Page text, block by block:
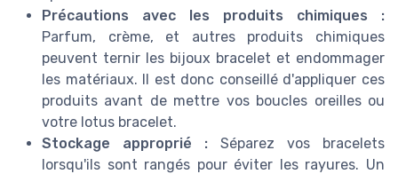
Précautions avec les produits chimiques :
Parfum, crème, et autres produits chimiques
peuvent ternir les bijoux bracelet et endommager
les matériaux. Il est donc conseillé d'appliquer ces
produits avant de mettre vos boucles oreilles ou
votre lotus bracelet.
Stockage approprié : Séparez vos bracelets
lorsqu'ils sont rangés pour éviter les rayures. Un